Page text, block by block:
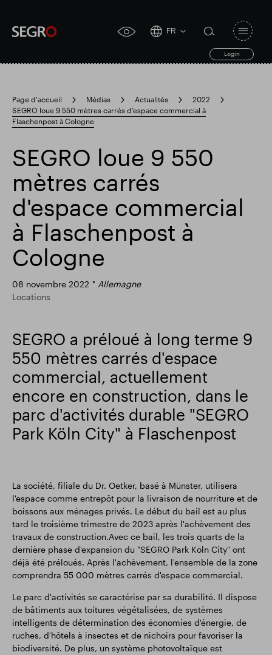
accessibility
FR
Login
search
form
search
Search
for
Recherche populaire
Responsable SEGRO
Domaine commercial de Slough
Résultats financiers
Parc intelligent
toggle
Page d'accueil Médias Actualités
2022
SEGRO loue 9 550 mètres carrés d'espace commercial à
Flaschenpost à Cologne
SEGRO loue 9 550
mètres carrés
d'espace commercial
à Flaschenpost à
Cologne
08 novembre 2022
Allemagne
Locations
SEGRO a préloué à long terme 9
550 mètres carrés d'espace
commercial, actuellement
encore en construction, dans le
parc d'activités durable "SEGRO
Park Köln City" à Flaschenpost
La société, filiale du Dr. Oetker, basé à Münster, utilisera
l'espace comme entrepôt pour la livraison de nourriture et de
boissons aux ménages privés. Le début du bail est au plus
tard le troisième trimestre de 2023 après l'achèvement des
travaux de construction.Avec ce bail, les trois quarts de la
dernière phase d'expansion du "SEGRO Park Köln City" ont
déjà été préloués. Après l'achèvement, l'ensemble de la zone
comprendra 55 000 mètres carrés d'espace commercial.
Le parc d'activités se caractérise par sa durabilité. Il dispose
de bâtiments aux toitures végétalisées, de systèmes
intelligents de détermination des économies d'énergie, de
ruches, d'hôtels à insectes et de nichoirs pour favoriser la
biodiversité. De plus, un système photovoltaïque est